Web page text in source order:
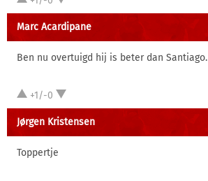
Marc Acardipane
Ben nu overtuigd hij is beter dan Santiago.
+1/-0
Jørgen Kristensen
Toppertje